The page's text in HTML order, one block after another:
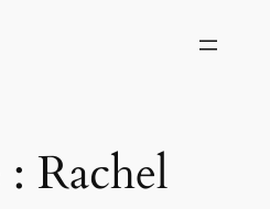
Rachel